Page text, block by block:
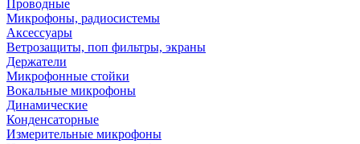
Проводные
Микрофоны, радиосистемы
Аксессуары
Ветрозащиты, поп фильтры, экраны
Держатели
Микрофонные стойки
Вокальные микрофоны
Динамические
Конденсаторные
Измерительные микрофоны